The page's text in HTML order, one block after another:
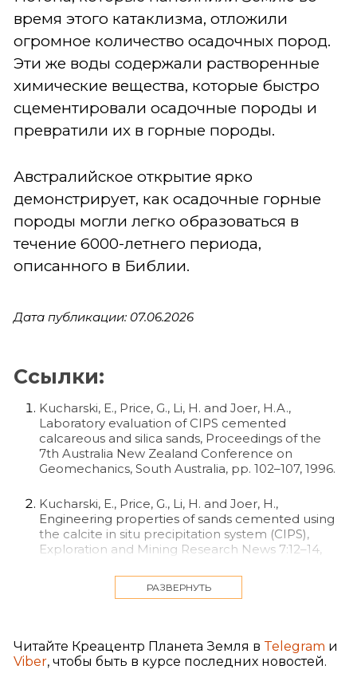
время этого катаклизма, отложили
огромное количество осадочных пород.
Эти же воды содержали растворенные
химические вещества, которые быстро
сцементировали осадочные породы и
превратили их в горные породы.
Австралийское открытие ярко
демонстрирует, как осадочные горные
породы могли легко образоваться в
течение 6000-летнего периода,
описанного в Библии.
Дата публикации: 07.06.2026
Ссылки:
Kucharski, E., Price, G., Li, H. and Joer, H.A.,
Laboratory evaluation of CIPS cemented
calcareous and silica sands, Proceedings of the
7th Australia New Zealand Conference on
Geomechanics, South Australia, pp. 102–107, 1996.
Kucharski, E., Price, G., Li, H. and Joer, H.,
Engineering properties of sands cemented using
the calcite in situ precipitation system (CIPS),
Exploration and Mining Research News 7:12–14,
Кристаллы кальцита (CaCO₃) имеют
тверже металла. Кораллы и раковины
образованы из кальцита, как и большинство
РАЗВЕРНУТЬ
Читайте Креацентр Планета Земля в Telegram и
Viber, чтобы быть в курсе последних новостей.